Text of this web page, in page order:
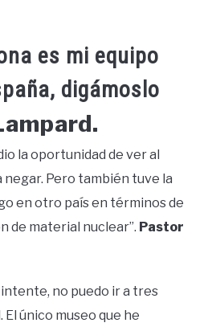
es mi equipo
digámoslo
la oportunidad de ver al
negar. Pero también tuve la
en otro país en términos de
de material nuclear”. Pastor
intente, no puedo ir a tres
El único museo que he